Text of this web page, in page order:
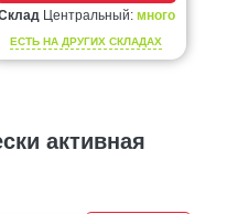
Центральный: много
ЕСТЬ НА ДРУГИХ СКЛАДАХ
активная